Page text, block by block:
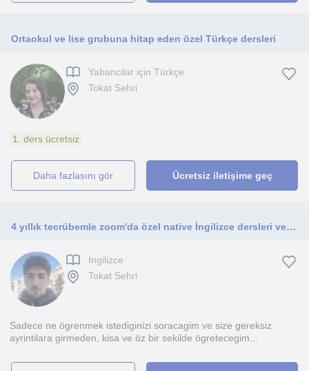
Ortaokul ve lise grubuna hitap eden özel Türkçe dersleri
Yabancilar için Türkçe
Tokat Sehri
1. ders ücretsiz
daha fazlasını gör Ücretsiz iletişime geç
4 yıllık tecrübemle zoom'da özel native İngilizce dersleri veriyorum."
Ingilizce
Tokat Sehri
Sadece ne ögrenmek istediginizi soracagim ve size gereksiz
ayrintilara girmeden, kisa ve öz bir sekilde ögretecegim...